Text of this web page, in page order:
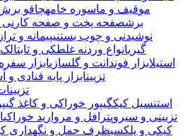
موقیف و ماسوره خامهچاقو
برشصفحه پخت و صفحه کار نی
نوشیدنی و چوب بستنیپیمانه و
گیریانواع وردنه غلطکی و ثابت
استیلابزار فوندانت و گلسازیابزار
تزیینابزار پایه قنادی و
استنسیل کیکگیپور خوراکی و کاغذ
تزیینی و سیروپترافل و مروارید خوراکی
کیکی و پلکسیظرف حمل و نگهداری